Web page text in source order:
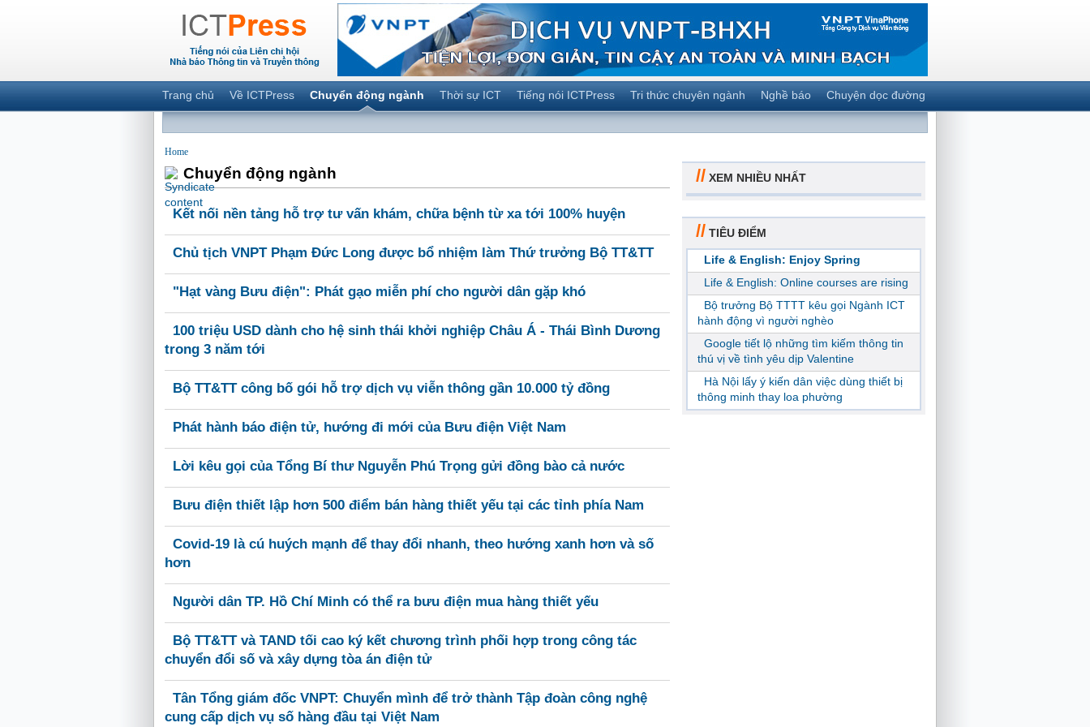
Trang chủ Về ICTPress Chuyển động ngành Thời sự ICT Tiếng nói ICTPress Tri thức chuyên ngành Nghề báo Chuyện dọc đường
Home
Chuyển động ngành
Kết nối nền tảng hỗ trợ tư vấn khám, chữa bệnh từ xa tới 100% huyện
Chủ tịch VNPT Phạm Đức Long được bổ nhiệm làm Thứ trưởng Bộ TT&TT
"Hạt vàng Bưu điện": Phát gạo miễn phí cho người dân gặp khó
100 triệu USD dành cho hệ sinh thái khởi nghiệp Châu Á - Thái Bình Dương
trong 3 năm tới
Bộ TT&TT công bố gói hỗ trợ dịch vụ viễn thông gần 10.000 tỷ đồng
Phát hành báo điện tử, hướng đi mới của Bưu điện Việt Nam
Lời kêu gọi của Tổng Bí thư Nguyễn Phú Trọng gửi đồng bào cả nước
Bưu điện thiết lập hơn 500 điểm bán hàng thiết yếu tại các tỉnh phía Nam
Covid-19 là cú huých mạnh để thay đổi nhanh, theo hướng xanh hơn và số
hơn
Người dân TP. Hồ Chí Minh có thể ra bưu điện mua hàng thiết yếu
Bộ TT&TT và TAND tối cao ký kết chương trình phối hợp trong công tác
chuyển đổi số và xây dựng tòa án điện tử
Tân Tổng giám đốc VNPT: Chuyển mình để trở thành Tập đoàn công nghệ
cung cấp dịch vụ số hàng đầu tại Việt Nam
// XEM NHIỀU NHẤT
// TIÊU ĐIỂM
Life & English: Enjoy Spring
Life & English: Online courses are rising
Bộ trưởng Bộ TTTT kêu gọi Ngành ICT
hành động vì người nghèo
Google tiết lộ những tìm kiếm thông tin
thú vị về tình yêu dịp Valentine
Hà Nội lấy ý kiến dân việc dùng thiết bị
thông minh thay loa phường